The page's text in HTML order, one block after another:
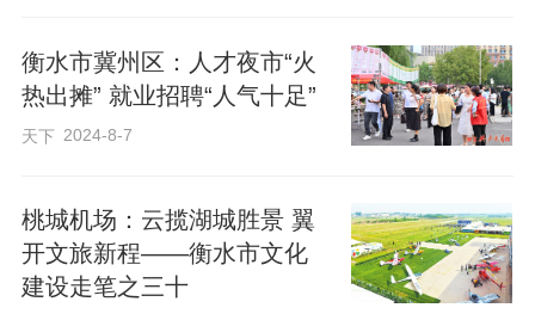
衡水市冀州区：人才夜市“火
热出摊” 就业招聘“人气十足”
天下 2024-8-7
​桃城机场：云揽湖城胜景 翼
开文旅新程——衡水市文化
建设走笔之三十